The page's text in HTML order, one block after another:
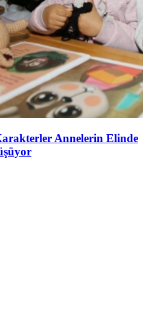
Annelerin Elinde